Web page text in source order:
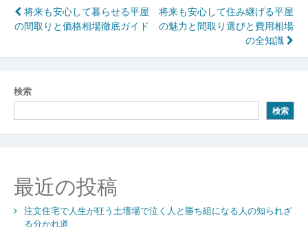
投
稿
ナ
ビ
ゲ
ー
ョ
ン
将来も安心して暮らせる平屋
の間取りと価格相場徹底ガイド
将来も安心して住み継げる平屋
の魅力と間取り選びと費用相場
の全知識
検索
検索
最近の投稿
注文住宅で人生が狂う土壇場で泣く人と勝ち組になる人の知られざ
る分かれ道